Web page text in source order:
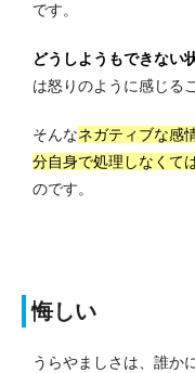
です。
どうしようもできない
は怒りのように感じる
そんなネガティブな感
分自身で処理しなくて
のです。
悔しい
うらやましさは、誰か